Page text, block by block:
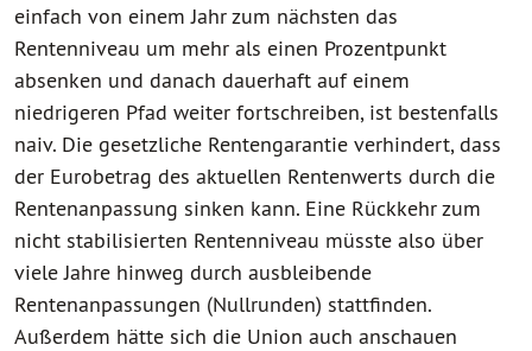
einfach von einem Jahr zum nächsten das
Rentenniveau um mehr als einen Prozentpunkt
absenken und danach dauerhaft auf einem
niedrigeren Pfad weiter fortschreiben, ist bestenfalls
naiv. Die gesetzliche Rentengarantie verhindert, dass
der Eurobetrag des aktuellen Rentenwerts durch die
Rentenanpassung sinken kann. Eine Rückkehr zum
nicht stabilisierten Rentenniveau müsste also über
viele Jahre hinweg durch ausbleibende
Rentenanpassungen (Nullrunden) stattfinden.
Außerdem hätte sich die Union auch anschauen